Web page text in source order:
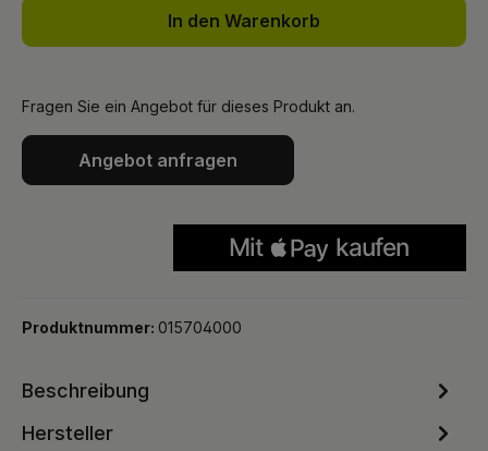
In den Warenkorb
Fragen Sie ein Angebot für dieses Produkt an.
Angebot anfragen
Produktnummer: 015704000
Beschreibung
Hersteller